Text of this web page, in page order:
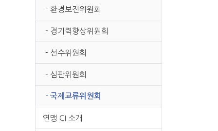
- 환경보전위원회
- 경기력향상위원회
- 선수위원회
- 심판위원회
- 국제교류위원회
연맹 CI 소개